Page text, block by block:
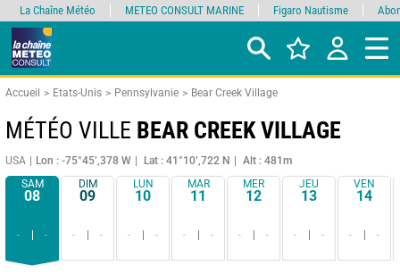
Accueil Etats-Unis Pennsylvanie Bear Creek Village
MÉTÉO VILLE BEAR CREEK VILLAGE
USA Lon : -75°45’,378 W Lat : 41°10’,722 N
Alt : 481m
SAM
08
- -
DIM
09
- -
LUN
10
- -
MAR
11
- -
MER
12
- -
JEU
13
- -
VEN
14
- -
La Chaîne Météo METEO CONSULT MARINE Figaro Nautisme